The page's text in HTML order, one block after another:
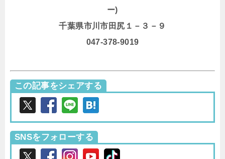
ー)
千葉県市川市田尻１－３－９
047-378-9019
この記事をシェアする
SNSをフォローする